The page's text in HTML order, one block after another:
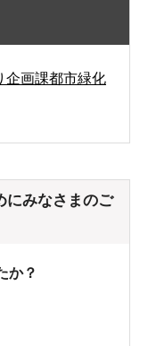
企画課都市緑化
にみなさまのご
か？